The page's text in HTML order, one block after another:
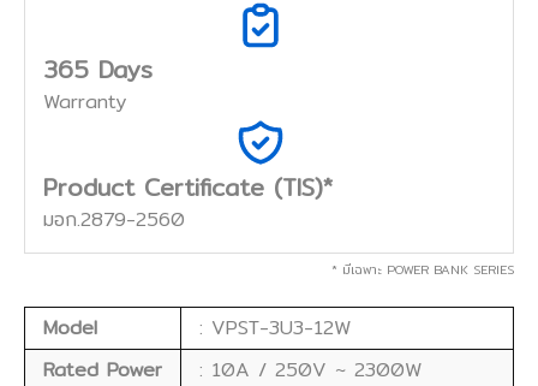
365 Days
Warranty
Product Certificate (TIS)*
มอก.2879-2560
* มีเฉพาะ POWER BANK SERIES
Model
: VPST-3U3-12W
Rated Power
: 10A / 250V ~ 2300W